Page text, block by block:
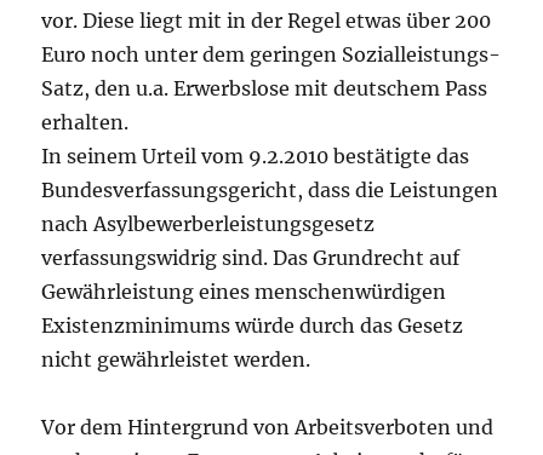
vor. Diese liegt mit in der Regel etwas über 200
Euro noch unter dem geringen Sozialleistungs-
Satz, den u.a. Erwerbslose mit deutschem Pass
erhalten.
In seinem Urteil vom 9.2.2010 bestätigte das
Bundesverfassungsgericht, dass die Leistungen
nach Asylbewerberleistungsgesetz
verfassungswidrig sind. Das Grundrecht auf
Gewährleistung eines menschenwürdigen
Existenzminimums würde durch das Gesetz
nicht gewährleistet werden.
Vor dem Hintergrund von Arbeitsverboten und